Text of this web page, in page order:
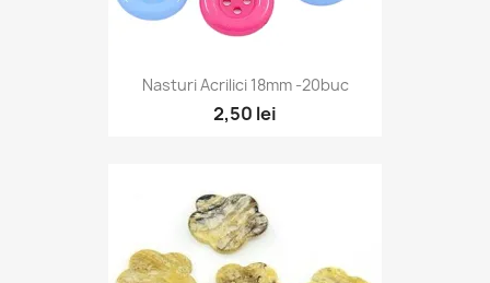
Nasturi Acrilici 18mm -20buc
2,50 lei